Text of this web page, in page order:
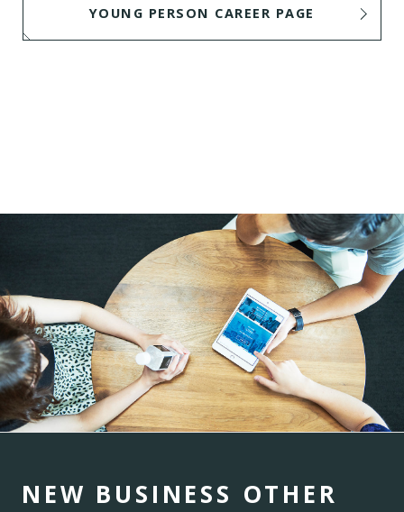
YOUNG PERSON CAREER PAGE
N EW BUSI NESS OTH ER